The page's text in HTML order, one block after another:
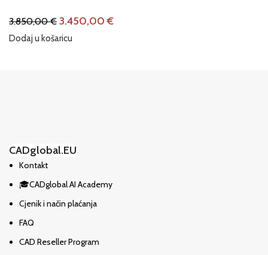
3.850,00€ 3.450,00€
Dodaj u košaricu
CADglobal.EU
Kontakt
🎓CADglobal AI Academy
Cjenik i način plaćanja
FAQ
CAD Reseller Program